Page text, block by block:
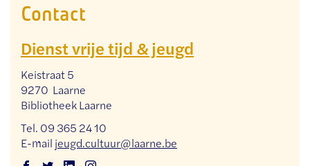
Contact
Dienst vrije tijd & jeugd
Adres
Keistraat 5
,9270 Laarne
Bibliotheek Laarne
Tel. 09 365 24 10
E-
mail
jeugd.cultuur@laarne.be